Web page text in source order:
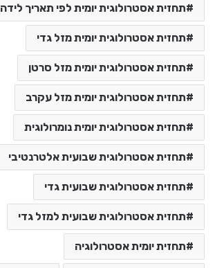
תחזית אסטרולוגית יומית לפי תאריך לידה
תחזית אסטרולוגית יומית מזל גדי
תחזית אסטרולוגית יומית מזל סרטן
תחזית אסטרולוגית יומית מזל עקרב
תחזית אסטרולוגית יומית נומרולוגית
תחזית אסטרולוגית שבועית אלטרנטיבי
תחזית אסטרולוגית שבועית גדי
תחזית אסטרולוגית שבועית למזל גדי
תחזית יומית אסטרולוגיה